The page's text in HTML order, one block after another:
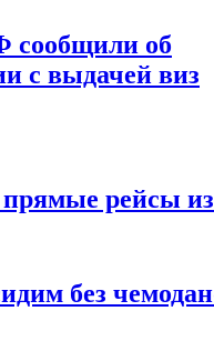
сообщили об
с выдачей виз
прямые рейсы
без